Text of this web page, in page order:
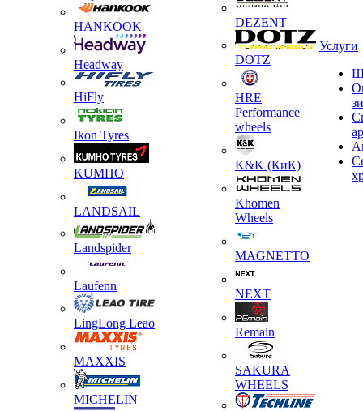
HANKOOK
Headway
HiFly
Ikon Tyres
KUMHO
LANDSAIL
Landspider
Laufenn
LingLong Leao
MAXXIS
MICHELIN
DEZENT
DOTZ
HRE
Performance
wheels
K&K (КиК)
Khomen
Wheels
MAGNETTO
NEXT
Remain
SAKURA
WHEELS
Услуги